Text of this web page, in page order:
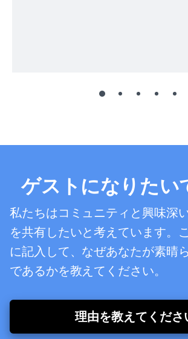
ゲストになりたい
私たちはコミュニティと興味深
を共有したいと考えています。
に記入して、なぜあなたが素晴
であるかを教えてください。
理由を教えてくださ